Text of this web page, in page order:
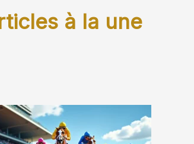
à la une